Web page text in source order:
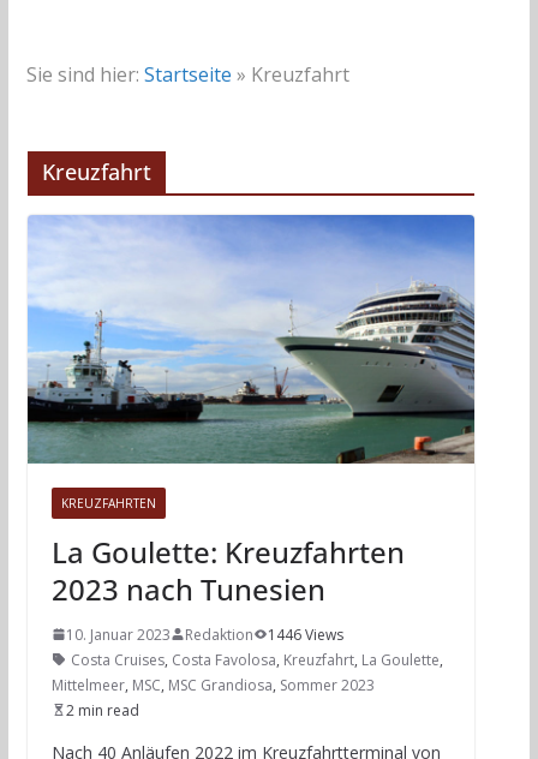
Sie sind hier: Startseite » Kreuzfahrt
Kreuzfahrt
KREUZFAHRTEN
La Goulette: Kreuzfahrten
2023 nach Tunesien
10. Januar 2023 Redaktion
1446 Views
Costa Cruises, Costa Favolosa, Kreuzfahrt, La Goulette,
Mittelmeer, MSC, MSC Grandiosa, Sommer 2023
2 min read
Nach 40 Anläufen 2022 im Kreuzfahrtterminal von